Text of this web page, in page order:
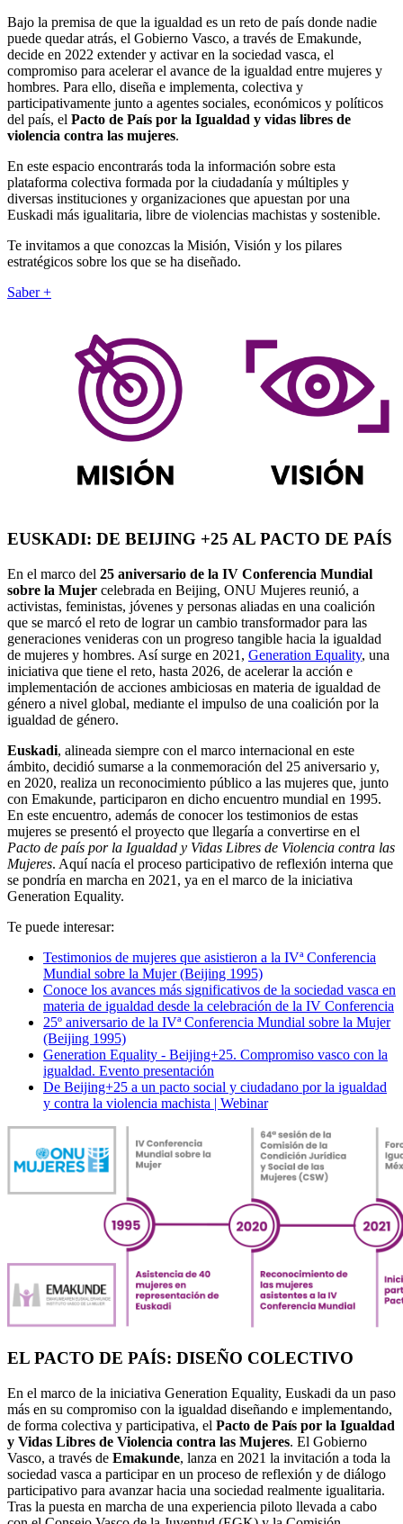
Bajo la premisa de que la igualdad es un reto de país donde nadie
puede quedar atrás, el Gobierno Vasco, a través de Emakunde,
decide en 2022 extender y activar en la sociedad vasca, el
compromiso para acelerar el avance de la igualdad entre mujeres y
hombres. Para ello, diseña e implementa, colectiva y
participativamente junto a agentes sociales, económicos y políticos
del país, el Pacto de País por la Igualdad y vidas libres de
violencia contra las mujeres.
En este espacio encontrarás toda la información sobre esta
plataforma colectiva formada por la ciudadanía y múltiples y
diversas instituciones y organizaciones que apuestan por una
Euskadi más igualitaria, libre de violencias machistas y sostenible.
Te invitamos a que conozcas la Misión, Visión y los pilares
estratégicos sobre los que se ha diseñado.
Saber +
EUSKADI: DE BEIJING +25 AL PACTO DE PAÍS
En el marco del 25 aniversario de la IV Conferencia Mundial
sobre la Mujer celebrada en Beijing, ONU Mujeres reunió, a
activistas, feministas, jóvenes y personas aliadas en una coalición
que se marcó el reto de lograr un cambio transformador para las
generaciones venideras con un progreso tangible hacia la igualdad
de mujeres y hombres. Así surge en 2021, Generation Equality, una
iniciativa que tiene el reto, hasta 2026, de acelerar la acción e
implementación de acciones ambiciosas en materia de igualdad de
género a nivel global, mediante el impulso de una coalición por la
igualdad de género.
Euskadi, alineada siempre con el marco internacional en este
ámbito, decidió sumarse a la conmemoración del 25 aniversario y,
en 2020, realiza un reconocimiento público a las mujeres que, junto
con Emakunde, participaron en dicho encuentro mundial en 1995.
En este encuentro, además de conocer los testimonios de estas
mujeres se presentó el proyecto que llegaría a convertirse en el
Pacto de país por la Igualdad y Vidas Libres de Violencia contra las
Mujeres. Aquí nacía el proceso participativo de reflexión interna que
se pondría en marcha en 2021, ya en el marco de la iniciativa
Generation Equality.
Te puede interesar:
Testimonios de mujeres que asistieron a la IVª Conferencia
Mundial sobre la Mujer (Beijing 1995)
Conoce los avances más significativos de la sociedad vasca en
materia de igualdad desde la celebración de la IV Conferencia
25º aniversario de la IVª Conferencia Mundial sobre la Mujer
(Beijing 1995)
Generation Equality - Beijing+25. Compromiso vasco con la
igualdad. Evento presentación
De Beijing+25 a un pacto social y ciudadano por la igualdad
y contra la violencia machista | Webinar
EL PACTO DE PAÍS: DISEÑO COLECTIVO
En el marco de la iniciativa Generation Equality, Euskadi da un paso
más en su compromiso con la igualdad diseñando e implementando,
de forma colectiva y participativa, el Pacto de País por la Igualdad
y Vidas Libres de Violencia contra las Mujeres. El Gobierno
Vasco, a través de Emakunde, lanza en 2021 la invitación a toda la
sociedad vasca a participar en un proceso de reflexión y de diálogo
participativo para avanzar hacia una sociedad realmente igualitaria.
Tras la puesta en marcha de una experiencia piloto llevada a cabo